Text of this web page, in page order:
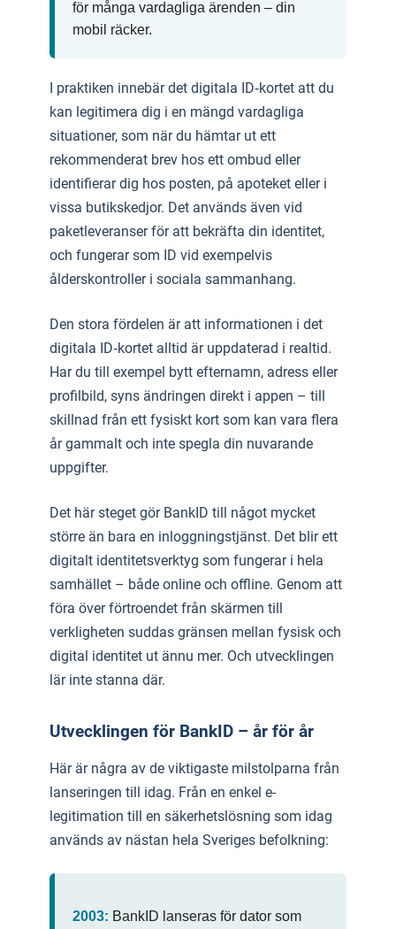
för många vardagliga ärenden – din
mobil räcker.
I praktiken innebär det digitala ID‑kortet att du
kan legitimera dig i en mängd vardagliga
situationer, som när du hämtar ut ett
rekommenderat brev hos ett ombud eller
identifierar dig hos posten, på apoteket eller i
vissa butikskedjor. Det används även vid
paketleveranser för att bekräfta din identitet,
och fungerar som ID vid exempelvis
ålderskontroller i sociala sammanhang.
Den stora fördelen är att informationen i det
digitala ID‑kortet alltid är uppdaterad i realtid.
Har du till exempel bytt efternamn, adress eller
profilbild, syns ändringen direkt i appen – till
skillnad från ett fysiskt kort som kan vara flera
år gammalt och inte spegla din nuvarande
uppgifter.
Det här steget gör BankID till något mycket
större än bara en inloggningstjänst. Det blir ett
digitalt identitetsverktyg som fungerar i hela
samhället – både online och offline. Genom att
föra över förtroendet från skärmen till
verkligheten suddas gränsen mellan fysisk och
digital identitet ut ännu mer. Och utvecklingen
lär inte stanna där.
Utvecklingen för BankID – år för år
Här är några av de viktigaste milstolparna från
lanseringen till idag. Från en enkel e-
legitimation till en säkerhetslösning som idag
används av nästan hela Sveriges befolkning:
2003: BankID lanseras för dator som